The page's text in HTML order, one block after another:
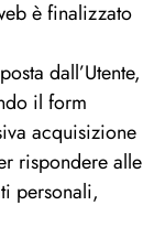
è finalizzato
dall’Utente,
il form
acquisizione
rispondere alle
personali,